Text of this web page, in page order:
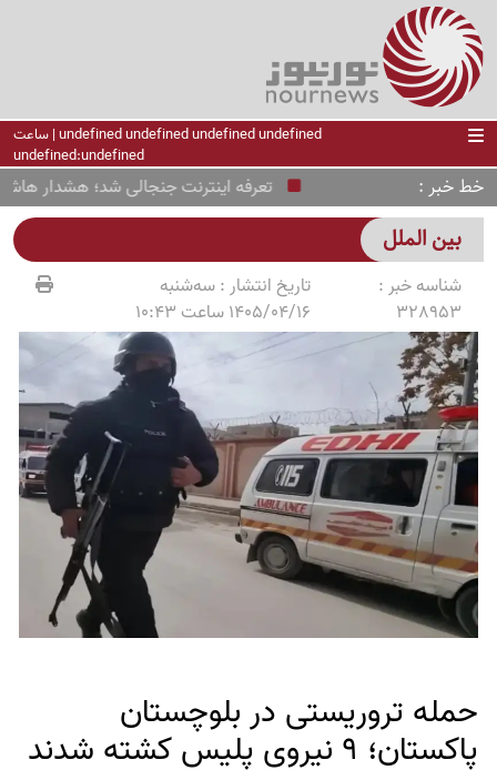
undefined undefined undefined undefined | ساعت
undefined:undefined
خط خبر تعرفه اینترنت جنجالی شد؛ هشدار هاشمی
بین الملل
شناسه خبر :
328953
تاریخ انتشار :سه‌شنبه
1405/04/16 ساعت 10:43
حمله تروریستی در بلوچستان
پاکستان؛ 9 نیروی پلیس کشته شدند